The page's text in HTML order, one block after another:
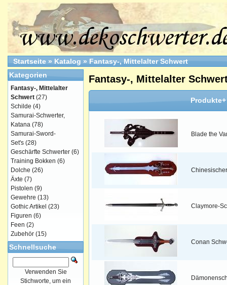
Startseite » Katalog » Fantasy-, Mittelalter Schwert
Fantasy-, Mittelalter
Produkte+
Blade the
Claymore-
Conan
Kategorien
Fantasy-, Mittelalter
Schwert (27)
Schilde (4)
Samurai-Schwerter,
Katana (78)
Samurai-Sword-
Set's (28)
Geschärfte Schwerter (6)
Training Bokken (6)
Dolche (26)
Äxte (7)
Pistolen (9)
Gewehre (13)
Gothic Artikel (23)
Figuren (6)
Feen (2)
Zubehör (15)
Schnellsuche
Verwenden Sie
Stichworte, um ein